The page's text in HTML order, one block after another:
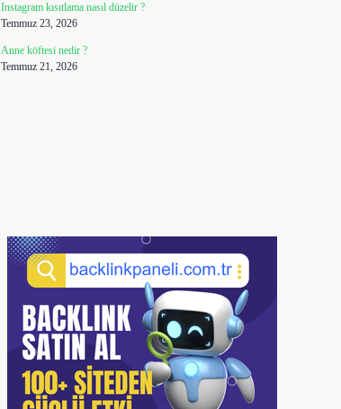
Instagram kısıtlama nasıl düzelir ?
Temmuz 23, 2026
Anne köftesi nedir ?
Temmuz 21, 2026